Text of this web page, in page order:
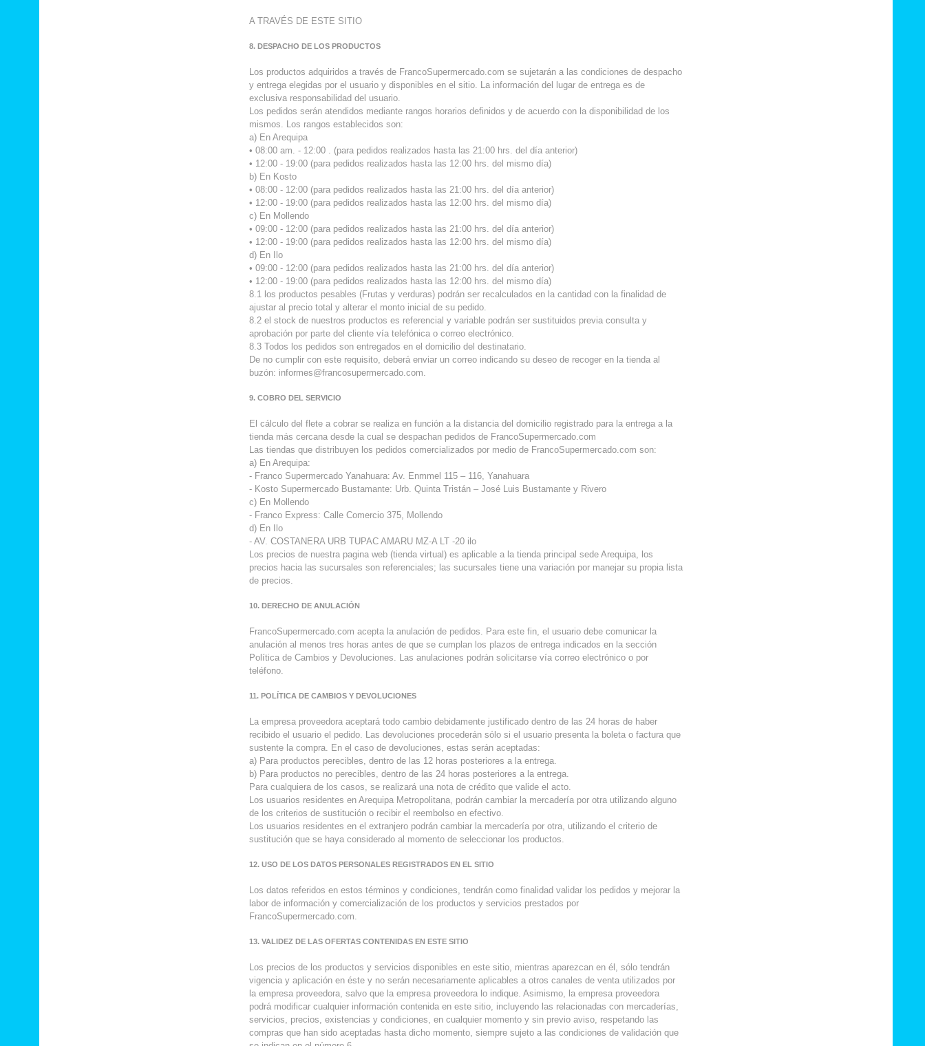
A TRAVÉS DE ESTE SITIO
8. DESPACHO DE LOS PRODUCTOS
Los productos adquiridos a través de FrancoSupermercado.com se sujetarán a las condiciones de despacho
y entrega elegidas por el usuario y disponibles en el sitio. La información del lugar de entrega es de
exclusiva responsabilidad del usuario.
Los pedidos serán atendidos mediante rangos horarios definidos y de acuerdo con la disponibilidad de los
mismos. Los rangos establecidos son:
a) En Arequipa
• 08:00 am. - 12:00 . (para pedidos realizados hasta las 21:00 hrs. del día anterior)
• 12:00 - 19:00 (para pedidos realizados hasta las 12:00 hrs. del mismo día)
b) En Kosto
• 08:00 - 12:00 (para pedidos realizados hasta las 21:00 hrs. del día anterior)
• 12:00 - 19:00 (para pedidos realizados hasta las 12:00 hrs. del mismo día)
c) En Mollendo
• 09:00 - 12:00 (para pedidos realizados hasta las 21:00 hrs. del día anterior)
• 12:00 - 19:00 (para pedidos realizados hasta las 12:00 hrs. del mismo día)
d) En Ilo
• 09:00 - 12:00 (para pedidos realizados hasta las 21:00 hrs. del día anterior)
• 12:00 - 19:00 (para pedidos realizados hasta las 12:00 hrs. del mismo día)
8.1 los productos pesables (Frutas y verduras) podrán ser recalculados en la cantidad con la finalidad de
ajustar al precio total y alterar el monto inicial de su pedido.
8.2 el stock de nuestros productos es referencial y variable podrán ser sustituidos previa consulta y
aprobación por parte del cliente vía telefónica o correo electrónico.
8.3 Todos los pedidos son entregados en el domicilio del destinatario.
De no cumplir con este requisito, deberá enviar un correo indicando su deseo de recoger en la tienda al
buzón: informes@francosupermercado.com.
9. COBRO DEL SERVICIO
El cálculo del flete a cobrar se realiza en función a la distancia del domicilio registrado para la entrega a la
tienda más cercana desde la cual se despachan pedidos de FrancoSupermercado.com
Las tiendas que distribuyen los pedidos comercializados por medio de FrancoSupermercado.com son:
a) En Arequipa:
- Franco Supermercado Yanahuara: Av. Enmmel 115 – 116, Yanahuara
- Kosto Supermercado Bustamante: Urb. Quinta Tristán – José Luis Bustamante y Rivero
c) En Mollendo
- Franco Express: Calle Comercio 375, Mollendo
d) En Ilo
- AV. COSTANERA URB TUPAC AMARU MZ-A LT -20 ilo
Los precios de nuestra pagina web (tienda virtual) es aplicable a la tienda principal sede Arequipa, los
precios hacia las sucursales son referenciales; las sucursales tiene una variación por manejar su propia lista
de precios.
10. DERECHO DE ANULACIÓN
FrancoSupermercado.com acepta la anulación de pedidos. Para este fin, el usuario debe comunicar la
anulación al menos tres horas antes de que se cumplan los plazos de entrega indicados en la sección
Política de Cambios y Devoluciones. Las anulaciones podrán solicitarse vía correo electrónico o por
teléfono.
11. POLÍTICA DE CAMBIOS Y DEVOLUCIONES
La empresa proveedora aceptará todo cambio debidamente justificado dentro de las 24 horas de haber
recibido el usuario el pedido. Las devoluciones procederán sólo si el usuario presenta la boleta o factura que
sustente la compra. En el caso de devoluciones, estas serán aceptadas:
a) Para productos perecibles, dentro de las 12 horas posteriores a la entrega.
b) Para productos no perecibles, dentro de las 24 horas posteriores a la entrega.
Para cualquiera de los casos, se realizará una nota de crédito que valide el acto.
Los usuarios residentes en Arequipa Metropolitana, podrán cambiar la mercadería por otra utilizando alguno
de los criterios de sustitución o recibir el reembolso en efectivo.
Los usuarios residentes en el extranjero podrán cambiar la mercadería por otra, utilizando el criterio de
sustitución que se haya considerado al momento de seleccionar los productos.
12. USO DE LOS DATOS PERSONALES REGISTRADOS EN EL SITIO
Los datos referidos en estos términos y condiciones, tendrán como finalidad validar los pedidos y mejorar la
labor de información y comercialización de los productos y servicios prestados por
FrancoSupermercado.com.
13. VALIDEZ DE LAS OFERTAS CONTENIDAS EN ESTE SITIO
Los precios de los productos y servicios disponibles en este sitio, mientras aparezcan en él, sólo tendrán
vigencia y aplicación en éste y no serán necesariamente aplicables a otros canales de venta utilizados por
la empresa proveedora, salvo que la empresa proveedora lo indique. Asimismo, la empresa proveedora
podrá modificar cualquier información contenida en este sitio, incluyendo las relacionadas con mercaderías,
servicios, precios, existencias y condiciones, en cualquier momento y sin previo aviso, respetando las
compras que han sido aceptadas hasta dicho momento, siempre sujeto a las condiciones de validación que